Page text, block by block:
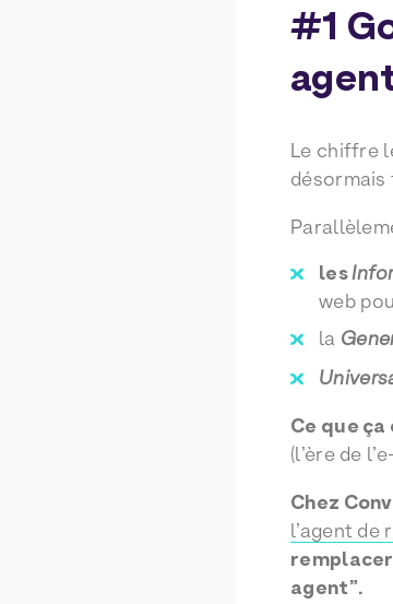
#1
Le chiffre
les
web
la
Ce que ça
(l’ère de
Chez
l’agent
agent”.